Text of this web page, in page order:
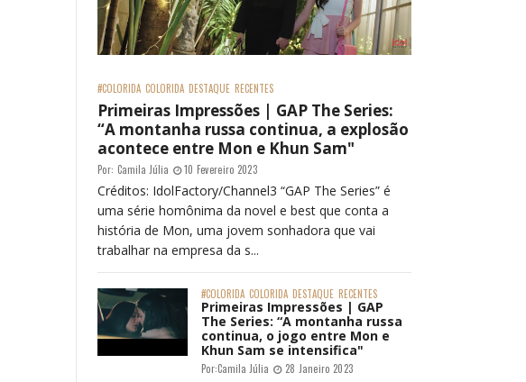
#COLORIDA COLORIDA DESTAQUE RECENTES
Primeiras Impressões | GAP The Series:
“A montanha russa continua, a explosão
acontece entre Mon e Khun Sam"
Por: Camila Júlia 10 Fevereiro 2023
Créditos: IdolFactory/Channel3 “GAP The Series” é
uma série homônima da novel e best que conta a
história de Mon, uma jovem sonhadora que vai
trabalhar na empresa da s...
#COLORIDA COLORIDA DESTAQUE RECENTES
Primeiras Impressões | GAP
The Series: “A montanha russa
continua, o jogo entre Mon e
Khun Sam se intensifica"
Por:Camila Júlia 28 Janeiro 2023